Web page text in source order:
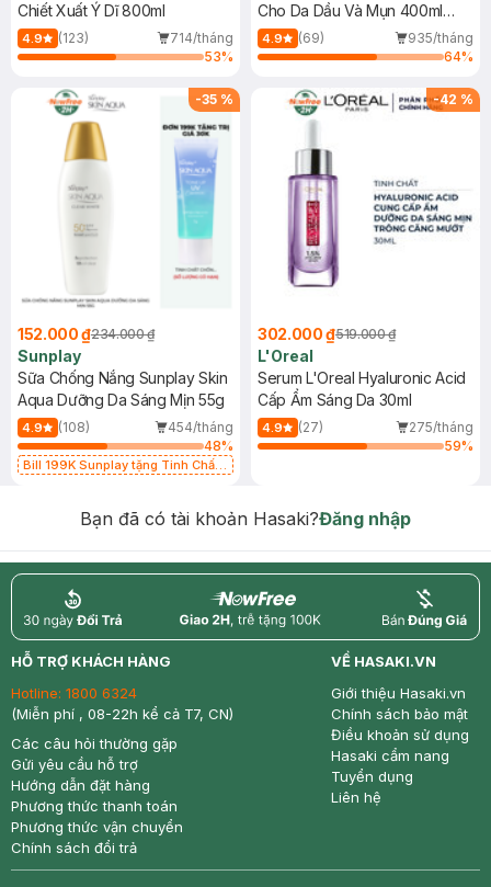
Chiết Xuất Ý Dĩ 800ml
4.9 (123)
714/tháng
53%
Cho Da Dầu Và Mụn 400ml
(Mới)
4.9 (69)
935/tháng
64%
-35 %
152.000 ₫234.000 ₫
Sunplay
Sữa Chống Nắng Sunplay Skin
Aqua Dưỡng Da Sáng Mịn 55g
4.9 (108)
454/tháng
48%
Bill 199K Sunplay tặng Tinh Chất
-42 %
302.000 ₫519.000 ₫
L'Oreal
Serum L'Oreal Hyaluronic Acid
Cấp Ẩm Sáng Da 30ml
4.9 (27)
275/tháng
59%
Bạn đã có tài khoản Hasaki?Đăng nhập
return nowfree price
HỖ TRỢ KHÁCH HÀNG
Hotline: 1800 6324
(Miễn phí , 08-22h kể cả T7, CN)
Các câu hỏi thường gặp
Gửi yêu cầu hỗ trợ
Hướng dẫn đặt hàng
Phương thức thanh toán
Phương thức vận chuyển
Chính sách đổi trả
VỀ HASAKI.VN
Giới thiệu Hasaki.vn
Chính sách bảo mật
Điều khoản sử dụng
Hasaki cẩm nang
Tuyển dụng
Liên hệ